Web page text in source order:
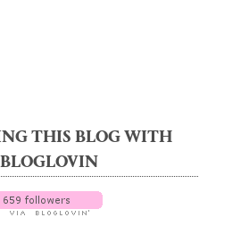
THIS BLOG WITH
BLOGLOVIN